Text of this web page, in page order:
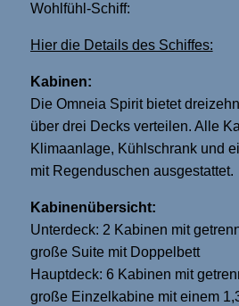
Wohlfühl-Schiff:
Hier die Details des Schiffes:
Kabinen:
Die Omneia Spirit bietet
über drei Decks verteilen. Alle
Klimaanlage, Kühlschrank und
mit Regenduschen ausgestattet.
Kabinenübersicht:
Unterdeck: 2 Kabinen mit
große Suite mit Doppelbett
Hauptdeck: 6 Kabinen mit
große Einzelkabine mit einem